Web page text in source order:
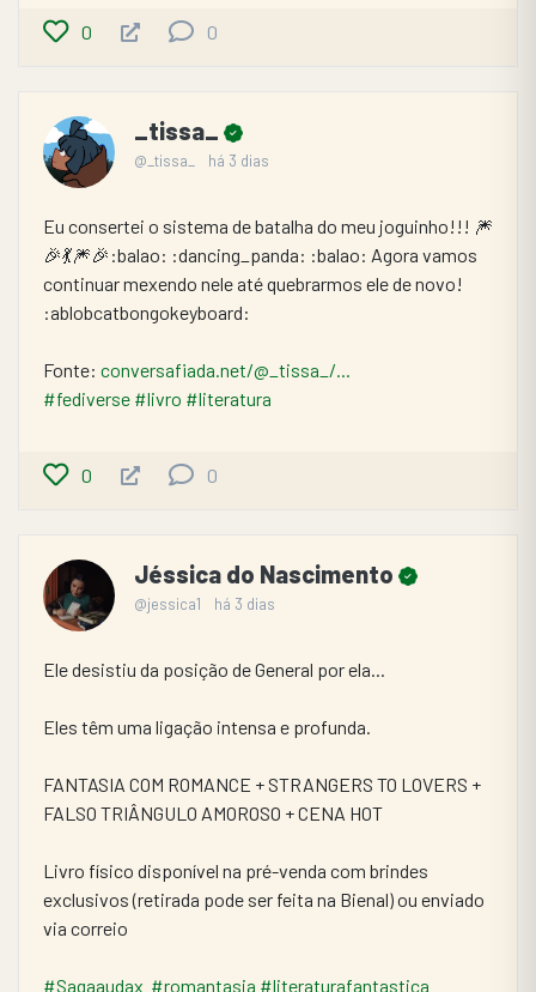
0 0
_tissa_
@_tissa_ há 3 dias
Eu consertei o sistema de batalha do meu joguinho!!! 🎆
🎉💃🎆🎉:balao: :dancing_panda: :balao: Agora vamos
continuar mexendo nele até quebrarmos ele de novo!
:ablobcatbongokeyboard:
Fonte: conversafiada.net/@_tissa_/...
#fediverse #livro #literatura
0 0
Jéssica do Nascimento
@jessica1 há 3 dias
Ele desistiu da posição de General por ela...
Eles têm uma ligação intensa e profunda.
FANTASIA COM ROMANCE + STRANGERS TO LOVERS +
FALSO TRIÂNGULO AMOROSO + CENA HOT
Livro físico disponível na pré-venda com brindes
exclusivos (retirada pode ser feita na Bienal) ou enviado
via correio
#Sagaaudax #romantasia #literaturafantastica